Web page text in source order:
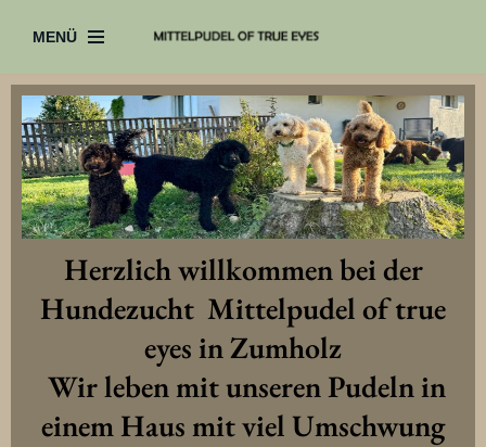
Inhalt
MENÜ
Herzlich willkommen bei der
Hundezucht Mittelpudel of true
eyes in Zumholz
Wir leben mit unseren Pudeln in
einem Haus mit viel Umschwung